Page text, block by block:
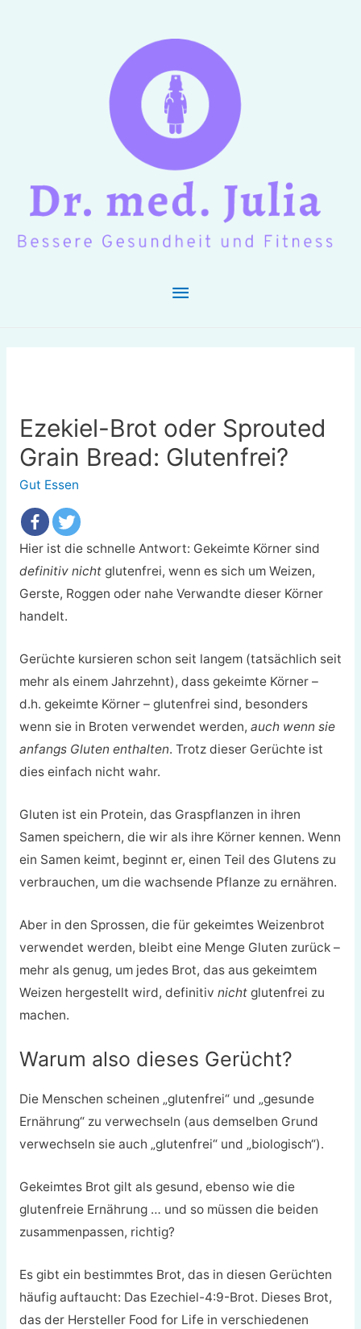
Hauptmenü
Ezekiel-Brot oder Sprouted
Grain Bread: Glutenfrei?
Gut Essen
Hier ist die schnelle Antwort: Gekeimte Körner sind
definitiv nichtglutenfrei, wenn es sich um Weizen,
Gerste, Roggen oder nahe Verwandte dieser Körner
handelt.
Gerüchte kursieren schon seit langem (tatsächlich seit
mehr als einem Jahrzehnt), dass gekeimte Körner –
d.h. gekeimte Körner – glutenfrei sind, besonders
wenn sie in Broten verwendet werden, auch wenn sie
anfangs Gluten enthalten. Trotz dieser Gerüchte ist
dies einfach nicht wahr.
Gluten ist ein Protein, das Graspflanzen in ihren
Samen speichern, die wir als ihre Körner kennen. Wenn
ein Samen keimt, beginnt er, einen Teil des Glutens zu
verbrauchen, um die wachsende Pflanze zu ernähren.
Aber in den Sprossen, die für gekeimtes Weizenbrot
verwendet werden, bleibt eine Menge Gluten zurück –
mehr als genug, um jedes Brot, das aus gekeimtem
Weizen hergestellt wird, definitiv nichtglutenfrei zu
machen.
Warum also dieses Gerücht?
Die Menschen scheinen „glutenfrei“ und „gesunde
Ernährung“ zu verwechseln (aus demselben Grund
verwechseln sie auch „glutenfrei“ und „biologisch“).
Gekeimtes Brot gilt als gesund, ebenso wie die
glutenfreie Ernährung … und so müssen die beiden
zusammenpassen, richtig?
Es gibt ein bestimmtes Brot, das in diesen Gerüchten
häufig auftaucht: Das Ezechiel-4:9-Brot. Dieses Brot,
das der Hersteller Food for Life in verschiedenen